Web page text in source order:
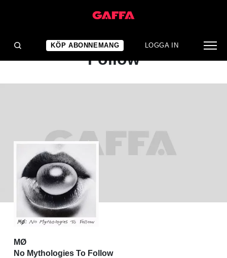
KÖP ABONNEMANG LOGGA IN
ALBUMRECENSION
MØ: No Mythologies To
Follow
MØ
No Mythologies To Follow